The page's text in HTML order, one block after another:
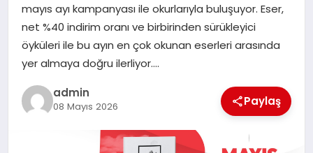
TEKNOLOJI
YAŞAM
mayıs ayı kampanyası ile okurlarıyla buluşuyor. Eser,
net %40 indirim oranı ve birbirinden sürükleyici
öyküleri ile bu ayın en çok okunan eserleri arasında
yer almaya doğru ilerliyor….
admin
08 Mayıs 2026 Paylaş